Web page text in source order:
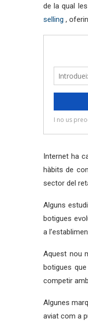
de la qual
selling ,
Internet ha
hàbits de
sector del
Alguns
botigues
a
Aquest nou
botigues
competir
Algunes
aviat com a